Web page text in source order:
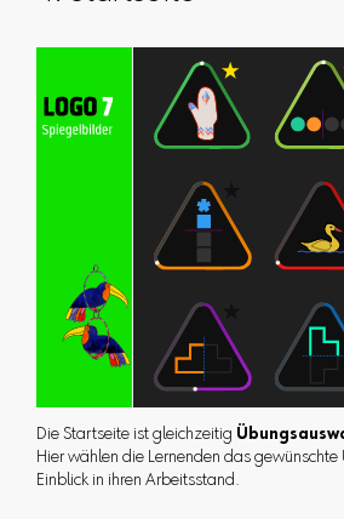
Die Startseite ist gleichzeitig
Hier wählen die Lernenden das
Einblick in ihren Arbeitsstand.